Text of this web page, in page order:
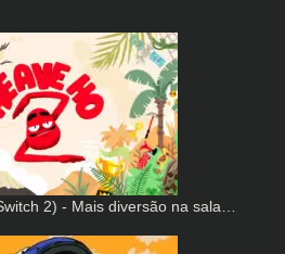
2) - Mais diversão na sala…